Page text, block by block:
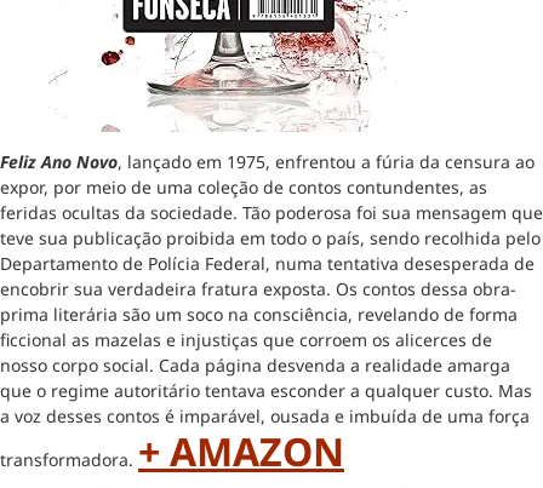
Feliz Ano Novo, lançado em 1975, enfrentou a fúria da censura ao
expor, por meio de uma coleção de contos contundentes, as
feridas ocultas da sociedade. Tão poderosa foi sua mensagem que
teve sua publicação proibida em todo o país, sendo recolhida pelo
Departamento de Polícia Federal, numa tentativa desesperada de
encobrir sua verdadeira fratura exposta. Os contos dessa obra-
prima literária são um soco na consciência, revelando de forma
ficcional as mazelas e injustiças que corroem os alicerces de
nosso corpo social. Cada página desvenda a realidade amarga
que o regime autoritário tentava esconder a qualquer custo. Mas
a voz desses contos é imparável, ousada e imbuída de uma força
transformadora. + AMAZON